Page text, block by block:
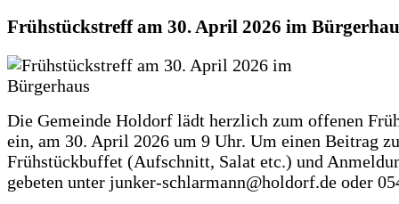
Frühstückstreff am 30. April 2026 im
Die Gemeinde Holdorf lädt herzlich zum offenen
ein, am 30. April 2026 um 9 Uhr. Um einen Beitrag
Frühstückbuffet (Aufschnitt, Salat etc.) und
gebeten unter junker-schlarmann@holdorf.de oder